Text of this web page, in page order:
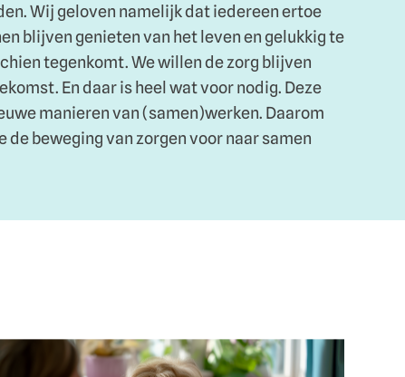
Wij geloven namelijk dat iedereen ertoe
blijven genieten van het leven en gelukkig te
tegenkomt. We willen de zorg blijven
En daar is heel wat voor nodig. Deze
manieren van (samen)werken. Daarom
beweging van zorgen voor naar samen